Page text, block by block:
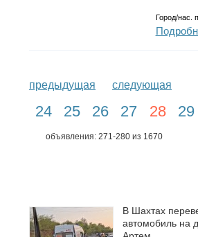
Город/нас.
предыдущая следующая
24 25 26 27 28 29
объявления: 271-280 из 1670
В Шахтах
автомобиль на